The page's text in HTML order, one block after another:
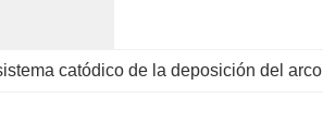
catódico de la deposición del arco